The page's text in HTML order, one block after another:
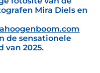
Mira Diels en
de sensationele
van 2025.